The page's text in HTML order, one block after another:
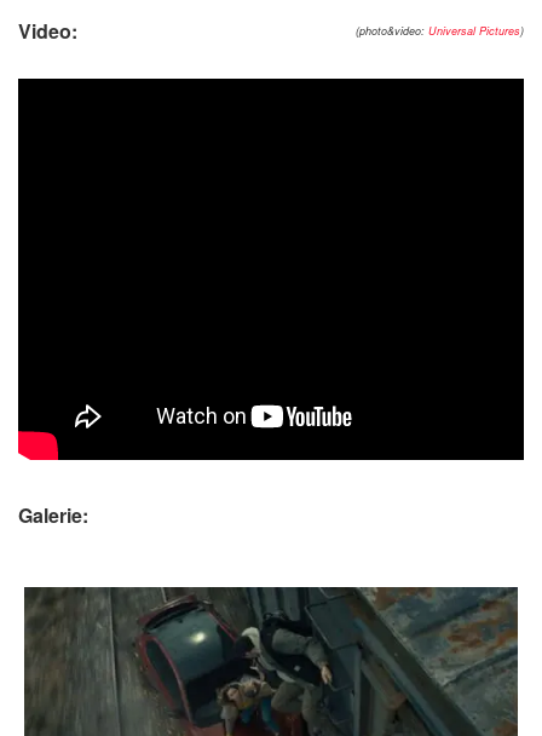
(photo&video: Universal Pictures)
Video:
Galerie: